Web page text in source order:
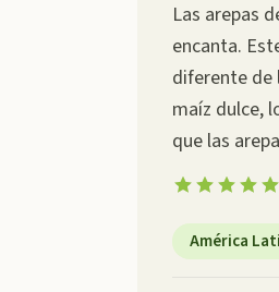
Las arepas
encanta.
diferente de
maíz dulce,
que las
América